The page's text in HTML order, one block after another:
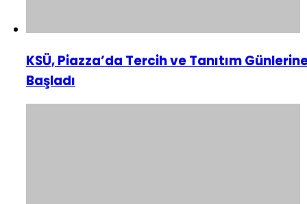
KSÜ, Piazza’da Tercih ve Tanıtım
Başladı